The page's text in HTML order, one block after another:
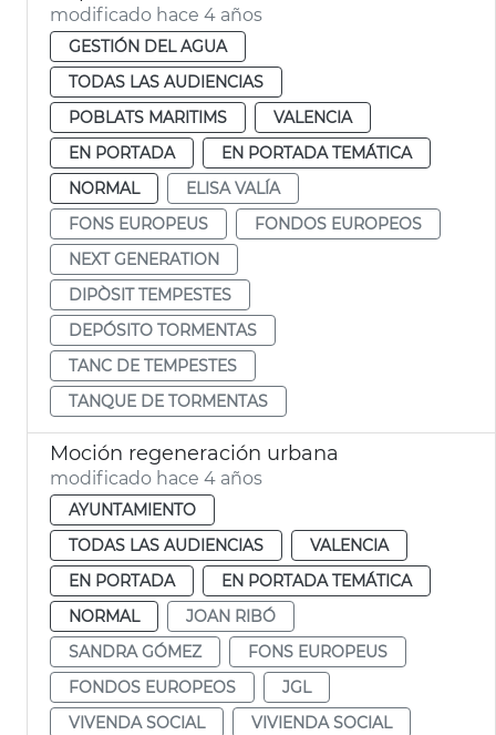
modificado hace 4 años
GESTIÓN DEL AGUA
TODAS LAS AUDIENCIAS
POBLATS MARITIMS
VALENCIA
EN PORTADA
EN PORTADA TEMÁTICA
NORMAL
ELISA VALÍA
FONS EUROPEUS
FONDOS EUROPEOS
NEXT GENERATION
DIPÒSIT TEMPESTES
DEPÓSITO TORMENTAS
TANC DE TEMPESTES
TANQUE DE TORMENTAS
Moción regeneración urbana
modificado hace 4 años
AYUNTAMIENTO
TODAS LAS AUDIENCIAS
VALENCIA
EN PORTADA
EN PORTADA TEMÁTICA
NORMAL
JOAN RIBÓ
SANDRA GÓMEZ
FONS EUROPEUS
FONDOS EUROPEOS
JGL
VIVENDA SOCIAL
VIVIENDA SOCIAL